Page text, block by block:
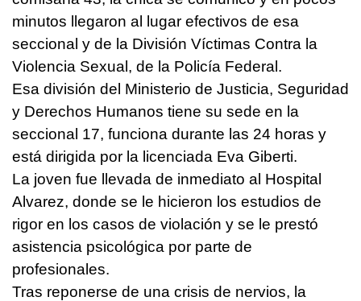
minutos llegaron al lugar efectivos de esa
seccional y de la División Víctimas Contra la
Violencia Sexual, de la Policía Federal.
Esa división del Ministerio de Justicia, Seguridad
y Derechos Humanos tiene su sede en la
seccional 17, funciona durante las 24 horas y
está dirigida por la licenciada Eva Giberti.
La joven fue llevada de inmediato al Hospital
Alvarez, donde se le hicieron los estudios de
rigor en los casos de violación y se le prestó
asistencia psicológica por parte de
profesionales.
Tras reponerse de una crisis de nervios, la